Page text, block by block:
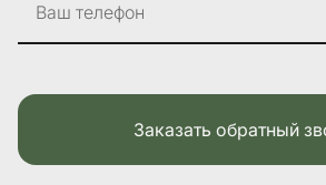
Ваш телефон
Заказать обратный